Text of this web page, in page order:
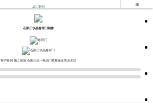
成功案例

石家庄水晶卷帘门制作
客户案例 施工现场 石家庄永一电动门质量保证售后无忧